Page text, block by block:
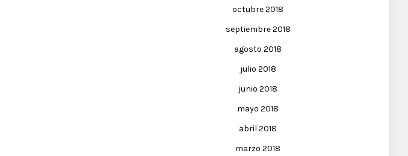
octubre 2018
septiembre 2018
agosto 2018
julio 2018
junio 2018
mayo 2018
abril 2018
marzo 2018